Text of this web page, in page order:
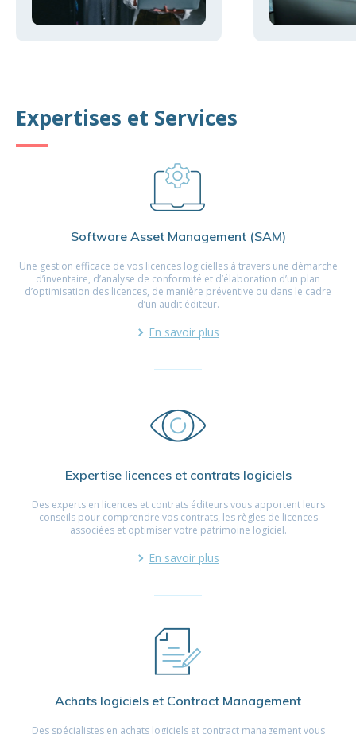
Expertises et Services
Software Asset Management (SAM)
Une gestion efficace de vos licences logicielles à travers une démarche
d’inventaire, d’analyse de conformité et d’élaboration d’un plan
d’optimisation des licences, de manière préventive ou dans le cadre
d’un audit éditeur.
En savoir plus
Expertise licences et contrats logiciels
Des experts en licences et contrats éditeurs vous apportent leurs
conseils pour comprendre vos contrats, les règles de licences
associées et optimiser votre patrimoine logiciel.
En savoir plus
Achats logiciels et Contract Management
Des spécialistes en achats logiciels et contract management vous